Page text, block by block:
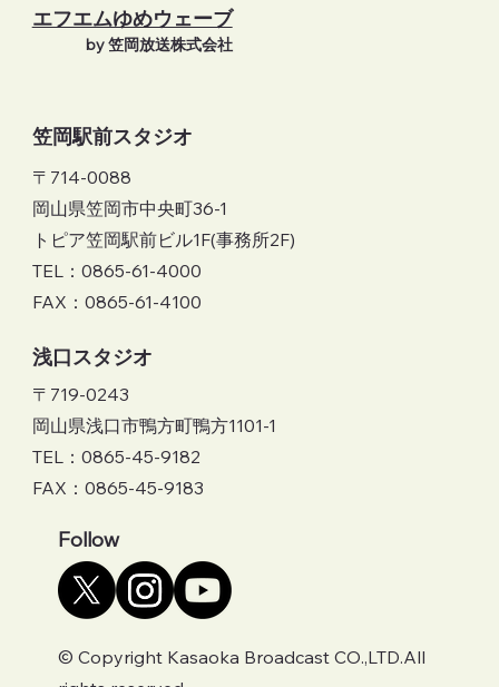
エフエムゆめウェーブ
by 笠岡放送株式会社
笠岡駅前スタジオ
〒714-0088
岡山県笠岡市中央町36-1
トピア笠岡駅前ビル1F(事務所2F)
TEL：0865-61-4000
FAX：0865-61-4100
​浅口スタジオ
〒719-0243
岡山県浅口市鴨方町鴨方1101-1
TEL：0865-45-9182
FAX：0865-45-9183
Follow
© Copyright Kasaoka Broadcast CO.,LTD.All